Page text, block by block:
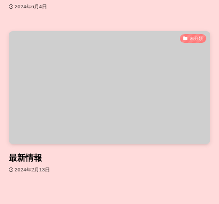
2024年6月4日
未分類
最新情報
2024年2月13日